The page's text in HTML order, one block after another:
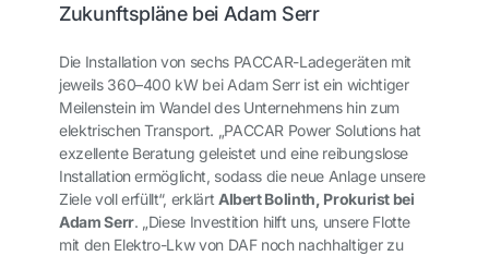
Zukunftspläne bei Adam Serr
Die Installation von sechs PACCAR-Ladegeräten mit
jeweils 360–400 kW bei Adam Serr ist ein wichtiger
Meilenstein im Wandel des Unternehmens hin zum
elektrischen Transport. „PACCAR Power Solutions hat
exzellente Beratung geleistet und eine reibungslose
Installation ermöglicht, sodass die neue Anlage unsere
Ziele voll erfüllt“, erklärt Albert Bolinth, Prokurist bei
Adam Serr. „Diese Investition hilft uns, unsere Flotte
mit den Elektro-Lkw von DAF noch nachhaltiger zu